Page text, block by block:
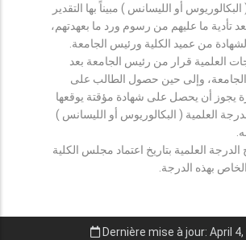
أو الليسانس ) مبيناً بها التقدير
تأدية ما عليهم من رسوم ورد ما بعهدتهم،
من عميد الكلية ورئيس الجامعة.
العلمية قرار من رئيس الجامعة بعد
وإلى حين حصول الطالب على
يجوز أن يحصل على شهادة مؤقتة يوقعها
الدرجة العلمية ( البكالوريوس أو الليسانس )
الدرجة العلمية بتاريخ اعتماد مجلس الكلية
بهذه الدرجة.
Dernière mise à jour: April 4,